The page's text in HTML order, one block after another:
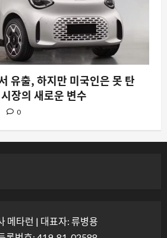
유출, 하지만 미국인은 못 탄
장의 새로운 변수
0
메타런 | 대표자: 류병용